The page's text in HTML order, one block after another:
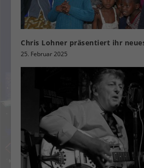
Chris Lohner präsentiert ihr
25. Februar 2025